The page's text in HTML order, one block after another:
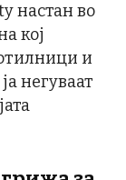
настан во
кој
и
негуваат